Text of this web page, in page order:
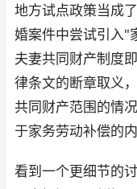
地方试点政策当成
婚案件中尝试引入"
夫妻共同财产制度
律条文的断章取义
共同财产范围的情
于家务劳动补偿的内
看到一个更细节的